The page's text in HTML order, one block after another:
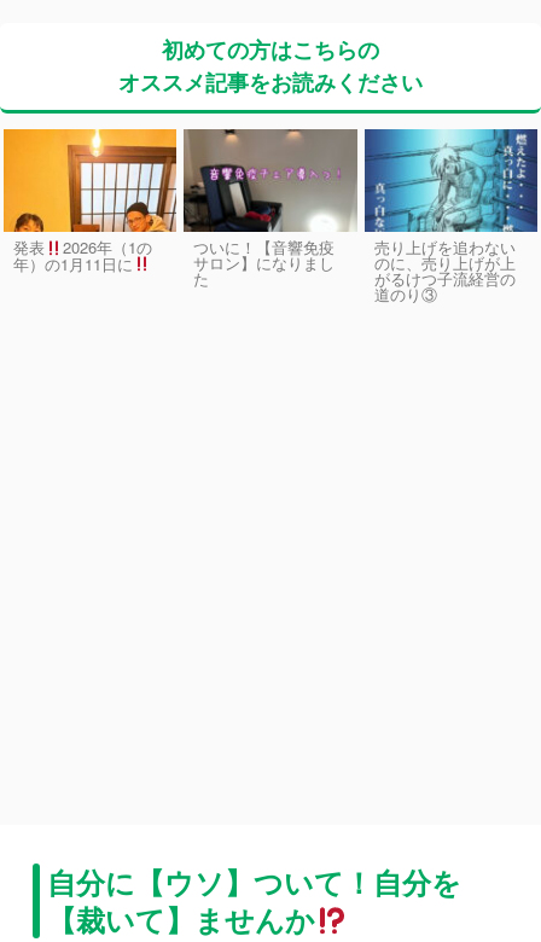
初めての方はこちらの
オススメ記事をお読みください
発表 2026年（1の
年）の1月11日に
ついに！【音響免疫
サロン】になりまし
た
売り上げを追わない
のに、売り上げが上
がるけつ子流経営の
道のり③
自分に【ウソ】ついて！自分を
【裁いて】ませんか